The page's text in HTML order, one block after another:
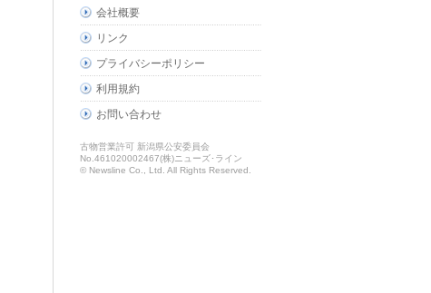
会社概要
リンク
プライバシーポリシー
利用規約
お問い合わせ
古物営業許可 新潟県公安委員会
No.461020002467(株)ニューズ･ライン
© Newsline Co., Ltd. All Rights Reserved.